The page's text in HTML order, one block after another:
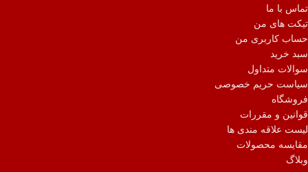
تماس با ما
تیکت های من
حساب کاربری من
سبد خرید
سوالات متداول
سیاست حریم خصوصی
فروشگاه
قوانین و مقررات
لیست علاقه مندی ها
مقایسه محصولات
وبلاگ